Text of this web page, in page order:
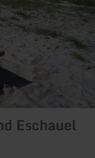
Eschauel